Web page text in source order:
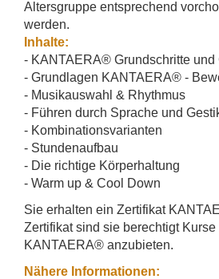
Altersgruppe entsprechend
werden.
Inhalte:
- KANTAERA® Grundschritte und
- Grundlagen KANTAERA® -
- Musikauswahl & Rhythmus
- Führen durch Sprache und
- Kombinationsvarianten
- Stundenaufbau
- Die richtige Körperhaltung
- Warm up & Cool Down
Sie erhalten ein Zertifikat
Zertifikat sind sie berechtigt
KANTAERA® anzubieten.
Nähere Informationen: